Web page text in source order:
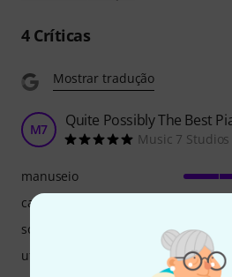
4Críticas
Mostrar tradução
M7 Quite Possibly The Best
Music 7
manuseio
características
som/qualidade
utilização de computador